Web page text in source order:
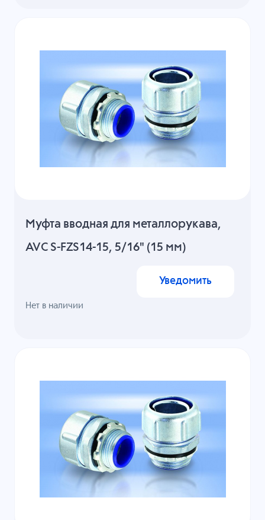
Муфта вводная для металлорукава,
AVC S-FZS14-15, 5/16" (15 мм)
Нет в наличии
Уведомить